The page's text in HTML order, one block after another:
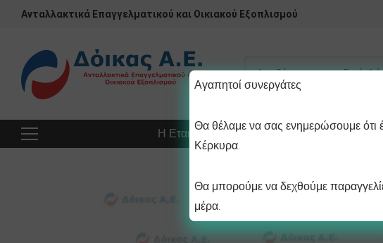
Ανταλλακτικά Επαγγελματικού και Οικιακού Εξοπλισμού
Η Εταιρεία Προϊόντα Προχωρημένη
Αγαπητοί συνεργάτες
Θα θέλαμε να σας ενημερώσουμε ότι
Κέρκυρα.
Θα μπορούμε να δεχθούμε
μέρα.